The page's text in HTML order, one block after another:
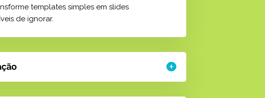
templates simples em slides
de ignorar.